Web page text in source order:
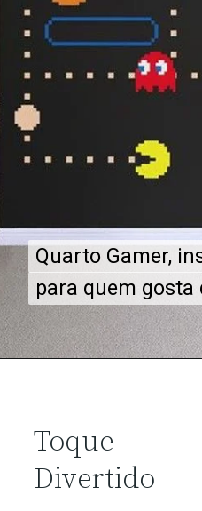
Quarto Gamer,
para quem gosta
Quarto Gamer,
para quem gosta
Toque
Divertido